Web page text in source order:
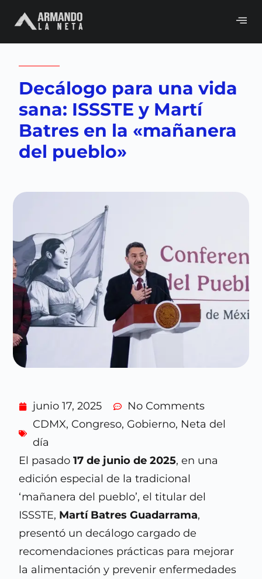
Volver a CDMX
Decálogo para una vida
sana: ISSSTE y Martí
Batres en la «mañanera
del pueblo»
junio 17, 2025
No Comments
CDMX, Congreso, Gobierno, Neta del
día
El pasado17 de junio de 2025, en una
edición especial de la tradicional
‘mañanera del pueblo’, el titular del
ISSSTE, Martí Batres Guadarrama,
presentó un decálogo cargado de
recomendaciones prácticas para mejorar
la alimentación y prevenir enfermedades